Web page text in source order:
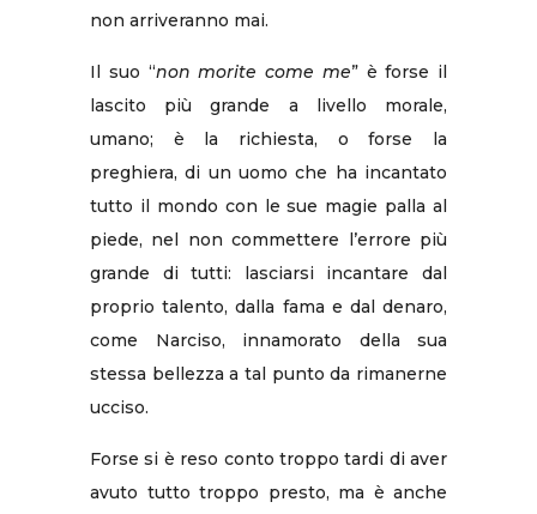
non arriveranno mai.
Il suo “non morite come me” è forse il
lascito più grande a livello morale,
umano; è la richiesta, o forse la
preghiera, di un uomo che ha incantato
tutto il mondo con le sue magie palla al
piede, nel non commettere l’errore più
grande di tutti: lasciarsi incantare dal
proprio talento, dalla fama e dal denaro,
come Narciso, innamorato della sua
stessa bellezza a tal punto da rimanerne
ucciso.
Forse si è reso conto troppo tardi di aver
avuto tutto troppo presto, ma è anche